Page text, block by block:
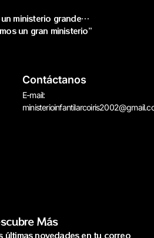
un ministerio grande…
un gran ministerio”
Contáctanos
E-mail:
Más
últimas novedades en tu correo